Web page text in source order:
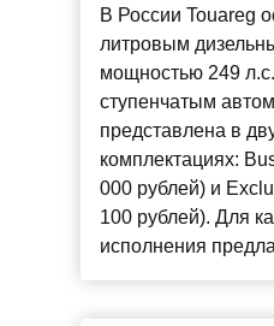
В России Touareg
литровым
мощностью 249
ступенчатым
представлена в
комплектациях:
000 рублей) и
100 рублей). Для
исполнения